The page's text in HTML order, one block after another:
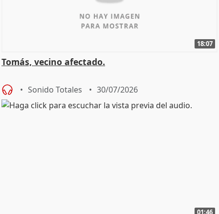
18:07
Tomás, vecino afectado.
Sonido Totales 30/07/2026
01:46